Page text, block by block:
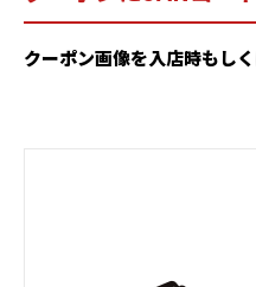
クーポン画像を入店時もし